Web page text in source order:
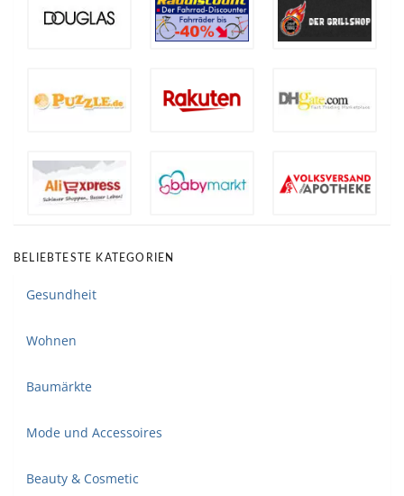
BELIEBTESTE KATEGORIEN
Gesundheit
Wohnen
Baumärkte
Mode und Accessoires
Beauty & Cosmetic